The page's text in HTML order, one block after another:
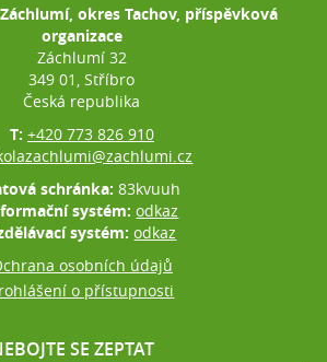
okres Tachov, příspěvková
organizace
Záchlumí 32
349 01, Stříbro
Česká republika
T: +420 773 826 910
schránka:83kvuuh
systém:odkaz
systém:odkaz
osobních údajů
o přístupnosti
SE ZEPTAT